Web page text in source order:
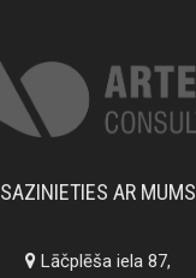
SAZINIETIES AR MUMS
Lāčplēša iela 87,